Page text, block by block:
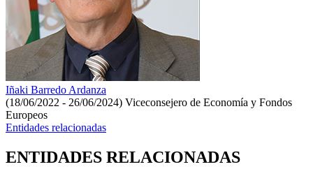
Iñaki Barredo Ardanza
(18/06/2022 - 26/06/2024) Viceconsejero de Economía y Fondos
Europeos
Entidades relacionadas
ENTIDADES RELACIONADAS